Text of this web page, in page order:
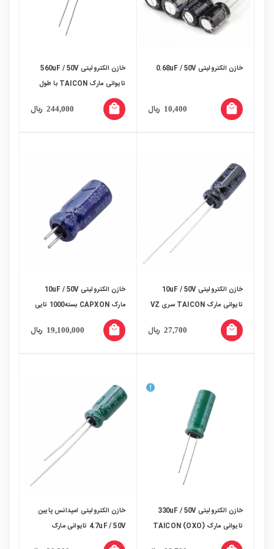
خازن الکترولیتی 0.68uF / 50V
10,400 ریال local_mall
خازن الکترولیتی 560uF / 50V
تایوانی مارک TAICON با طول
عمر بالا
244,000 ریال local_mall
خازن الکترولیتی 10uF / 50V
تایوانی مارک TAICON سری VZ
27,700 ریال local_mall
خازن الکترولیتی 10uF / 50V
مارک CAPXON بسته1000 تایی
19,100,000 ریال local_mall
خازن الکترولیتی 330uF / 50V
تایوانی مارک TAICON (OXO)
خازن الکترولیتی امپدانس پایین
4.7uF / 50V تایوانی مارک